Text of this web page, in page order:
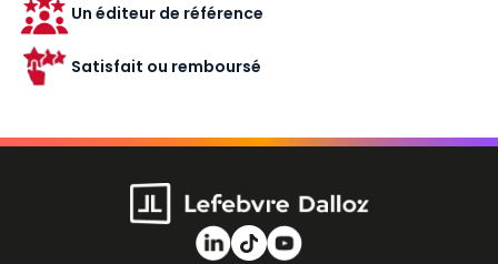
Un éditeur de référence
Satisfait ou remboursé